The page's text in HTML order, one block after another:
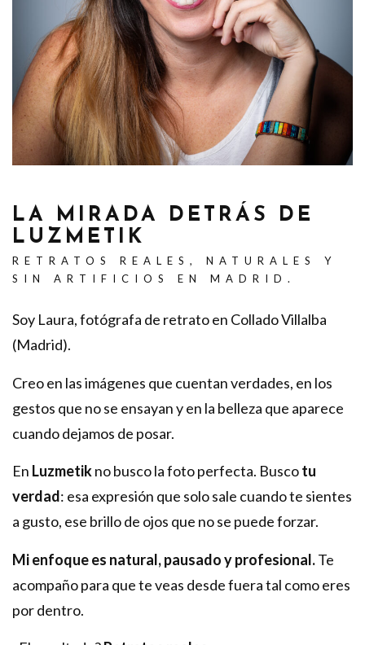
LA MIRADA DETRÁS DE
LUZMETIK
RETRATOS REALES, NATURALES Y
SIN ARTIFICIOS EN MADRID.
Soy Laura, fotógrafa de retrato en Collado Villalba
(Madrid).
Creo en las imágenes que cuentan verdades, en los
gestos que no se ensayan y en la belleza que aparece
cuando dejamos de posar.
En Luzmetikno busco la foto perfecta. Buscotu
verdad: esa expresión que solo sale cuando te sientes
a gusto, ese brillo de ojos que no se puede forzar.
Mi enfoque es natural, pausado y profesional.Te
acompaño para que te veas desde fuera tal como eres
por dentro.